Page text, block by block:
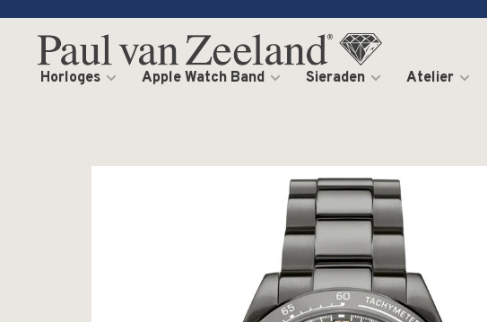
Horloges Apple Watch Band Sieraden Atelier